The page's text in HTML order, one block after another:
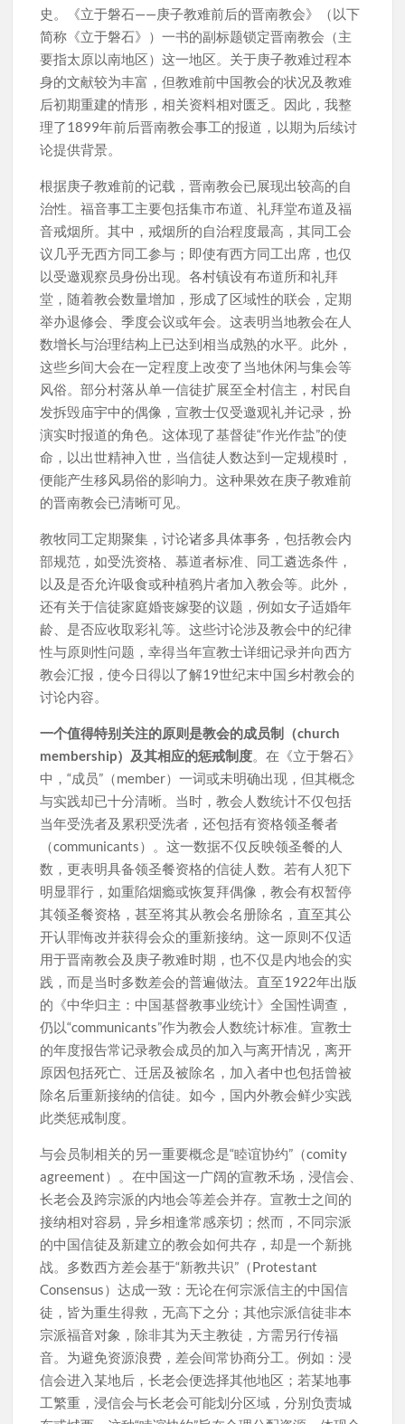
史。《立于磐石——庚子教难前后的晋南教会》（以下
简称《立于磐石》）一书的副标题锁定晋南教会（主
要指太原以南地区）这一地区。关于庚子教难过程本
身的文献较为丰富，但教难前中国教会的状况及教难
后初期重建的情形，相关资料相对匮乏。因此，我整
理了1899年前后晋南教会事工的报道，以期为后续讨
论提供背景。
根据庚子教难前的记载，晋南教会已展现出较高的自
治性。福音事工主要包括集市布道、礼拜堂布道及福
音戒烟所。其中，戒烟所的自治程度最高，其同工会
议几乎无西方同工参与；即使有西方同工出席，也仅
以受邀观察员身份出现。各村镇设有布道所和礼拜
堂，随着教会数量增加，形成了区域性的联会，定期
举办退修会、季度会议或年会。这表明当地教会在人
数增长与治理结构上已达到相当成熟的水平。此外，
这些乡间大会在一定程度上改变了当地休闲与集会等
风俗。部分村落从单一信徒扩展至全村信主，村民自
发拆毁庙宇中的偶像，宣教士仅受邀观礼并记录，扮
演实时报道的角色。这体现了基督徒“作光作盐”的使
命，以出世精神入世，当信徒人数达到一定规模时，
便能产生移风易俗的影响力。这种果效在庚子教难前
的晋南教会已清晰可见。
教牧同工定期聚集，讨论诸多具体事务，包括教会内
部规范，如受洗资格、慕道者标准、同工遴选条件，
以及是否允许吸食或种植鸦片者加入教会等。此外，
还有关于信徒家庭婚丧嫁娶的议题，例如女子适婚年
龄、是否应收取彩礼等。这些讨论涉及教会中的纪律
性与原则性问题，幸得当年宣教士详细记录并向西方
教会汇报，使今日得以了解19世纪末中国乡村教会的
讨论内容。
一个值得特别关注的原则是教会的成员制（church
membership）及其相应的惩戒制度 。在《立于磐石》
中，“成员”（member）一词或未明确出现，但其概念
与实践却已十分清晰。当时，教会人数统计不仅包括
当年受洗者及累积受洗者，还包括有资格领圣餐者
（communicants）。这一数据不仅反映领圣餐的人
数，更表明具备领圣餐资格的信徒人数。若有人犯下
明显罪行，如重陷烟瘾或恢复拜偶像，教会有权暂停
其领圣餐资格，甚至将其从教会名册除名，直至其公
开认罪悔改并获得会众的重新接纳。这一原则不仅适
用于晋南教会及庚子教难时期，也不仅是内地会的实
践，而是当时多数差会的普遍做法。直至1922年出版
的《中华归主：中国基督教事业统计》全国性调查，
仍以“communicants”作为教会人数统计标准。宣教士
的年度报告常记录教会成员的加入与离开情况，离开
原因包括死亡、迁居及被除名，加入者中也包括曾被
除名后重新接纳的信徒。如今，国内外教会鲜少实践
此类惩戒制度。
与会员制相关的另一重要概念是“睦谊协约”（comity
agreement）。在中国这一广阔的宣教禾场，浸信会、
长老会及跨宗派的内地会等差会并存。宣教士之间的
接纳相对容易，异乡相逢常感亲切；然而，不同宗派
的中国信徒及新建立的教会如何共存，却是一个新挑
战。多数西方差会基于“新教共识”（Protestant
Consensus）达成一致：无论在何宗派信主的中国信
徒，皆为重生得救，无高下之分；其他宗派信徒非本
宗派福音对象，除非其为天主教徒，方需另行传福
音。为避免资源浪费，差会间常协商分工。例如：浸
信会进入某地后，长老会便选择其他地区；若某地事
工繁重，浸信会与长老会可能划分区域，分别负责城